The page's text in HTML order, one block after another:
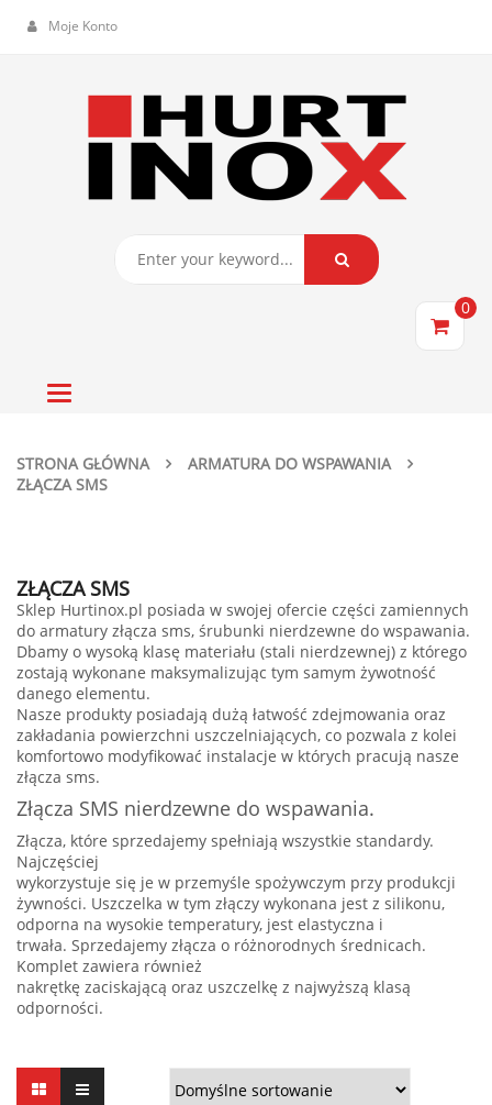
Moje Konto
0
Toggle
STRONA GŁÓWNA
ARMATURA DO WSPAWANIA
ZŁĄCZA SMS
ZŁĄCZA SMS
Sklep Hurtinox.pl posiada w swojej ofercie części zamiennych
do armatury złącza sms, śrubunki nierdzewne do wspawania.
Dbamy o wysoką klasę materiału (stali nierdzewnej) z którego
zostają wykonane maksymalizując tym samym żywotność
danego elementu.
Nasze produkty posiadają dużą łatwość zdejmowania oraz
zakładania powierzchni uszczelniających, co pozwala z kolei
komfortowo modyfikować instalacje w których pracują nasze
złącza sms.
Złącza SMS nierdzewne do wspawania.
Złącza, które sprzedajemy spełniają wszystkie standardy.
Najczęściej
wykorzystuje się je w przemyśle spożywczym przy produkcji
żywności. Uszczelka w tym złączy wykonana jest z silikonu,
odporna na wysokie temperatury, jest elastyczna i
trwała. Sprzedajemy złącza o różnorodnych średnicach.
Komplet zawiera również
nakrętkę zaciskającą oraz uszczelkę z najwyższą klasą
odporności.